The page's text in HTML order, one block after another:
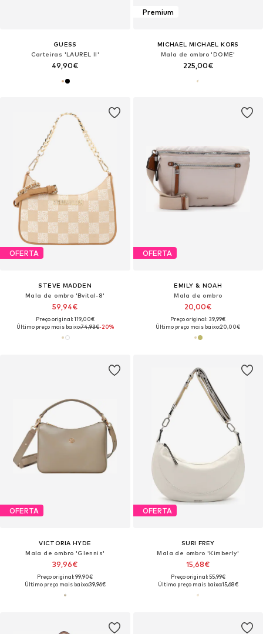
GUESS
Carteiras 'LAUREL II'
49,90€
Premium
MICHAEL MICHAEL KORS
Mala de ombro 'DOME'
225,00€
OFERTA
STEVE MADDEN
Mala de ombro 'Bvital-8'
59,94€
Preço original: 119,00€
Último preço mais baixo:74,93€-20%
OFERTA
EMILY & NOAH
Mala de ombro
20,00€
Preço original: 39,99€
Último preço mais baixo:20,00€
OFERTA
VICTORIA HYDE
Mala de ombro 'Glennis'
39,96€
Preço original: 99,90€
Último preço mais baixo:39,96€
OFERTA
SURI FREY
Mala de ombro 'Kimberly'
15,68€
Preço original: 55,99€
Último preço mais baixo:15,68€